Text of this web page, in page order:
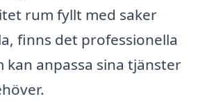
rum fyllt med saker
finns det professionella
anpassa sina tjänster